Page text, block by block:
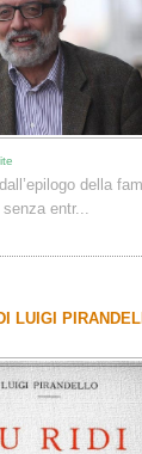
della
senza entr...
LUIGI